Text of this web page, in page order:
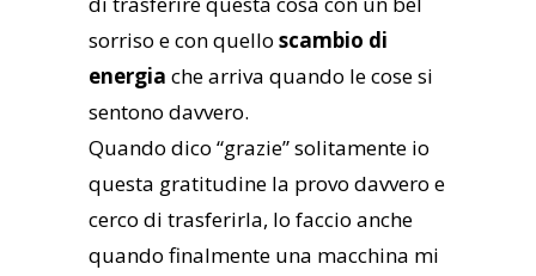
sorriso e con quello scambio di
energia che arriva quando le cose si
sentono davvero.
Quando dico “grazie” solitamente io
questa gratitudine la provo davvero e
cerco di trasferirla, lo faccio anche
quando finalmente una macchina mi